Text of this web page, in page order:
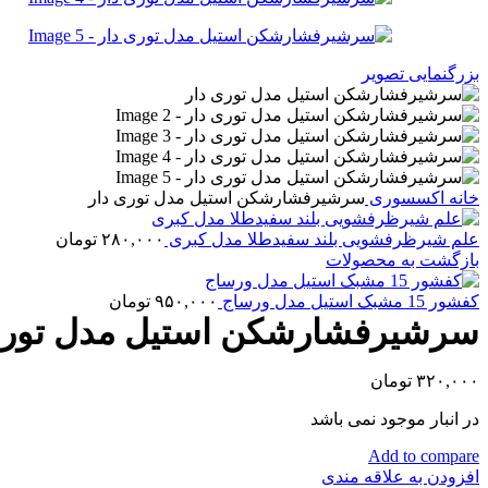
بزرگنمایی تصویر
خانه اکسسوری سرشیرفشارشکن استیل مدل توری دار
علم شیرظرفشویی بلند سفیدطلا مدل کبری ۲۸۰,۰۰۰ تومان
بازگشت به محصولات
کفشور 15 مشبک استیل مدل ورساج ۹۵۰,۰۰۰ تومان
سرشیرفشارشکن استیل مدل
۳۲۰,۰۰۰ تومان
در انبار موجود نمی باشد
Add to compare
افزودن به علاقه مندی